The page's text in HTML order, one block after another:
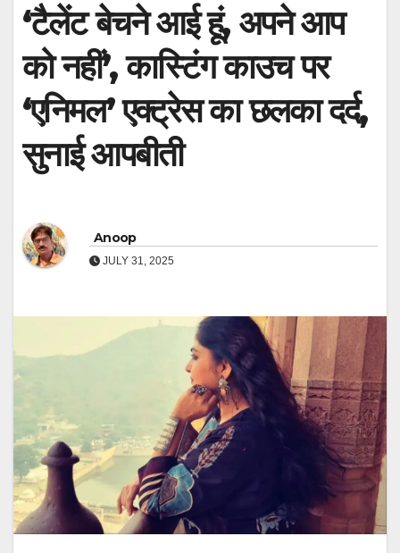
‘टैलेंट बेचने आई हूं, अपने आप
को नहीं’, कास्टिंग काउच पर
‘एनिमल’ एक्ट्रेस का छलका दर्द,
सुनाई आपबीती
Anoop
JULY 31, 2025